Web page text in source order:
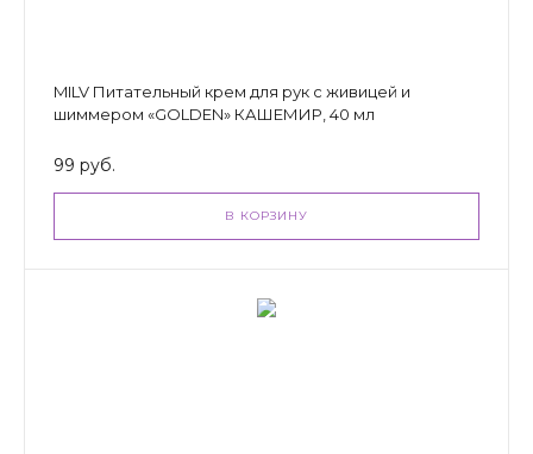
MILV Питательный крем для рук с живицей и
шиммером «GOLDEN» КАШЕМИР, 40 мл
99 руб.
В КОРЗИНУ